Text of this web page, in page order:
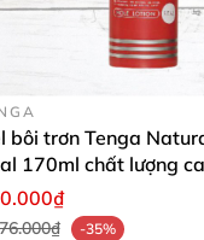
và trải nghiệm
bôi trơn Tenga
170ml chất lượng
an toàn
-35%